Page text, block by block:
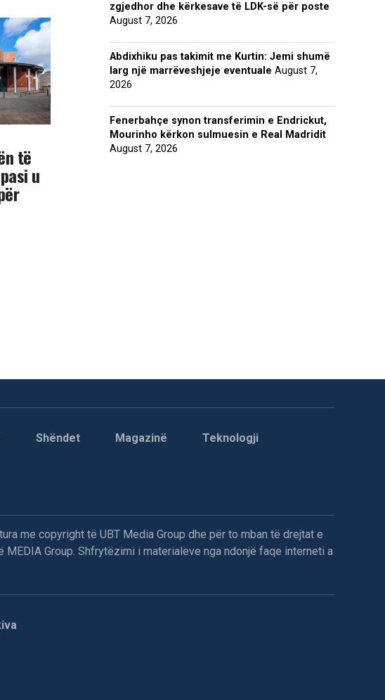
të
u
zgjedhor dhe kërkesave të LDK-së për poste
August 7, 2026
Abdixhiku pas takimit me Kurtin: Jemi shumë
larg një marrëveshjeje eventuale August 7,
2026
Fenerbahçe synon transferimin e Endrickut,
Mourinho kërkon sulmuesin e Real Madridit
August 7, 2026
Shëndet Magazinë Teknologji
me copyright të UBT Media Group dhe për to mban të drejtat e
Group. Shfrytëzimi i materialeve nga ndonjë faqe interneti a